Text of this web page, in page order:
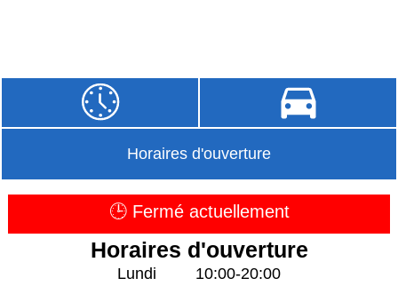
Horaires d'ouverture
🕒 Fermé actuellement
Horaires d'ouverture
Lundi
10:00-20:00